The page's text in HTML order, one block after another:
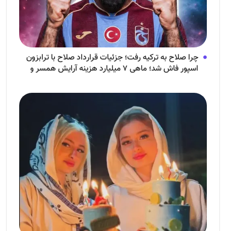
چرا صلاح به ترکیه رفت؛ جزئیات قرارداد صلاح با ترابزون
اسپور فاش شد؛ ماهی ۷ میلیارد هزینه آرایش همسر و